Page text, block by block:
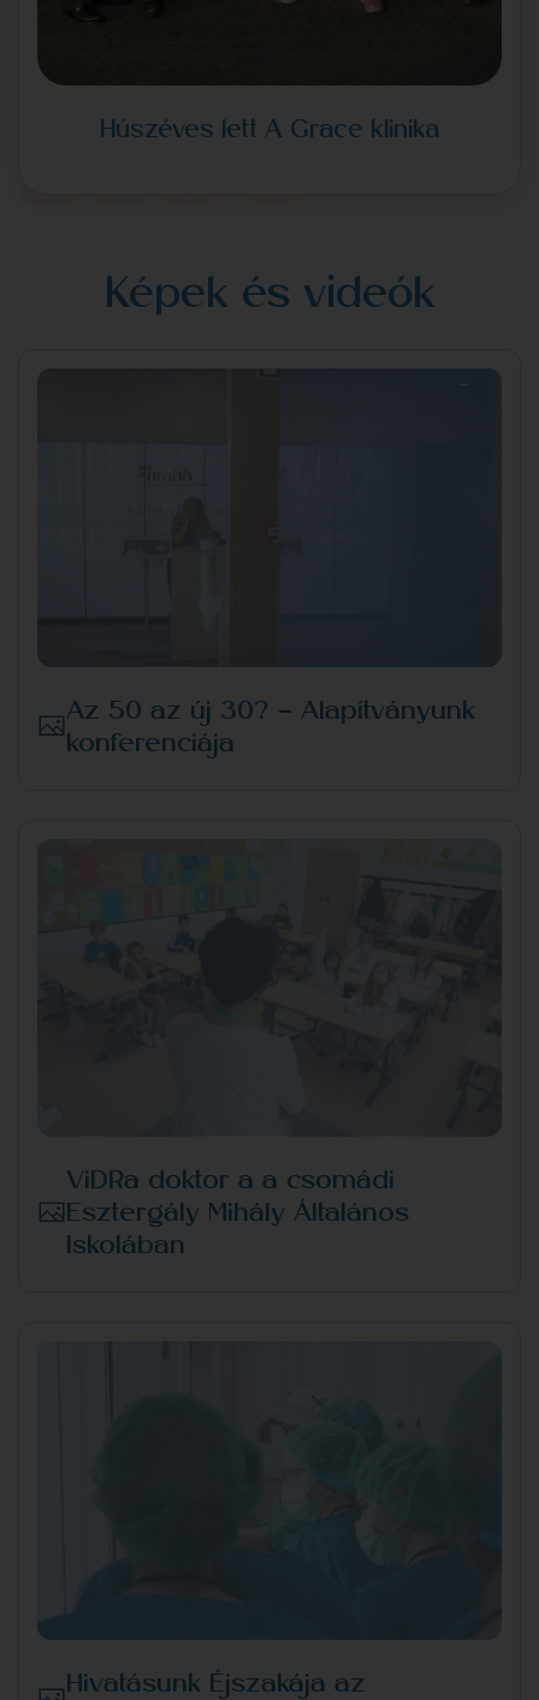
SZAKMAI
Húszéves lett A Grace klinika
Képek és videók
Az 50 az új 30? - Alapítványunk
konferenciája
ViDRa doktor a a csomádi
Esztergály Mihály Általános
Iskolában
Hivatásunk Éjszakája az